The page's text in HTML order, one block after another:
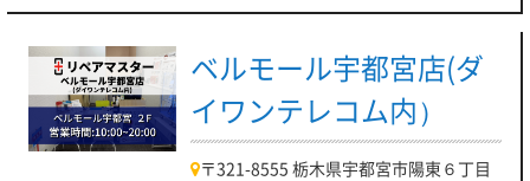
ベルモール宇都宮店(ダ
イワンテレコム内）
〒321-8555 栃木県宇都宮市陽東６丁目